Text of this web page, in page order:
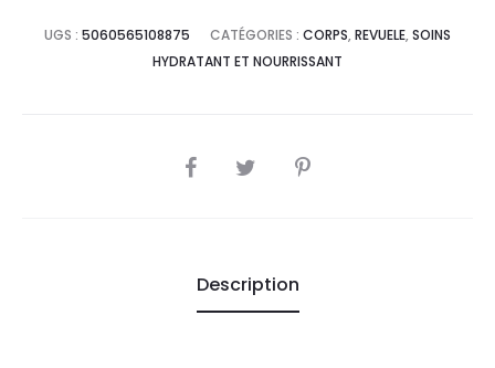
UGS : 5060565108875 CATÉGORIES : CORPS, REVUELE, SOINS
HYDRATANT ET NOURRISSANT
SHARE
Description